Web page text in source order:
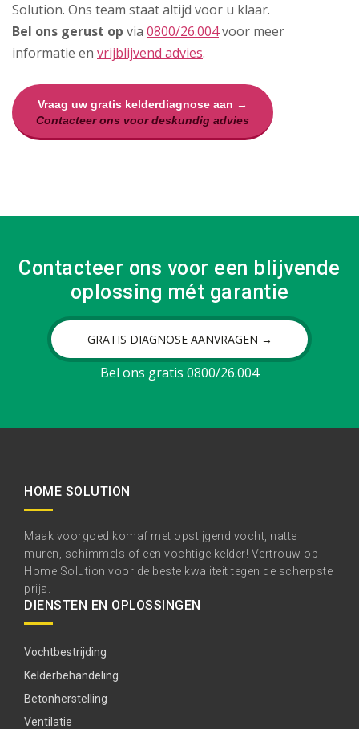
Solution. Ons team staat altijd voor u klaar.
Bel ons gerust op via 0800/26.004voor meer
informatie en vrijblijvend advies.
Vraag uw gratis kelderdiagnose aan →
Contacteer ons voor deskundig advies
Contacteer ons voor een blijvende
oplossing mét garantie
GRATIS DIAGNOSE AANVRAGEN →
Bel ons gratis 0800/26.004
HOME SOLUTION
Maak voorgoed komaf met opstijgend vocht, natte
muren, schimmels of een vochtige kelder! Vertrouw op
Home Solution voor de beste kwaliteit tegen de scherpste
prijs.
DIENSTEN EN OPLOSSINGEN
Vochtbestrijding
Kelderbehandeling
Betonherstelling
Ventilatie